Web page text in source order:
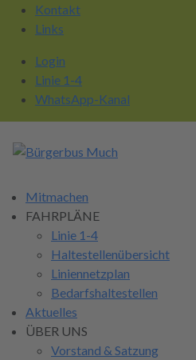
Kontakt
Links
Login
Linie 1-4
WhatsApp-Kanal
Mitmachen
FAHRPLÄNE
Linie 1-4
Haltestellenübersicht
Liniennetzplan
Bedarfshaltestellen
Aktuelles
ÜBER UNS
Vorstand & Satzung